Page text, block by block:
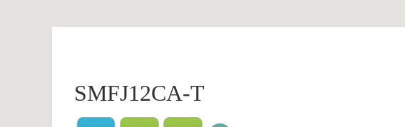
SMFJ12CA-T